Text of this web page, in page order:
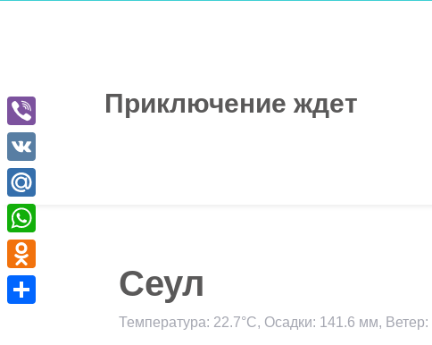
Приключение ждет
Сеул
Температура: 22.7°C, Осадки: 141.6 мм,
Viber
VK
Mail.Ru
WhatsApp
Odnoklassniki